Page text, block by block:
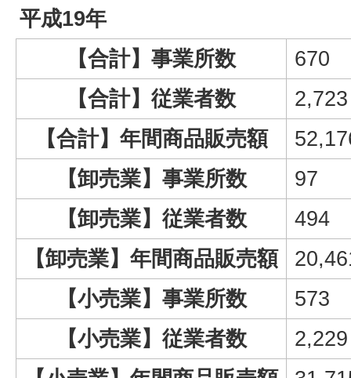
平成19年
【合計】事業所数
670
【合計】従業者数
2,723
【合計】年間商品販売額
【卸売業】事業所数
97
【卸売業】従業者数
494
【卸売業】年間商品販売額
【小売業】事業所数
573
【小売業】従業者数
2,229